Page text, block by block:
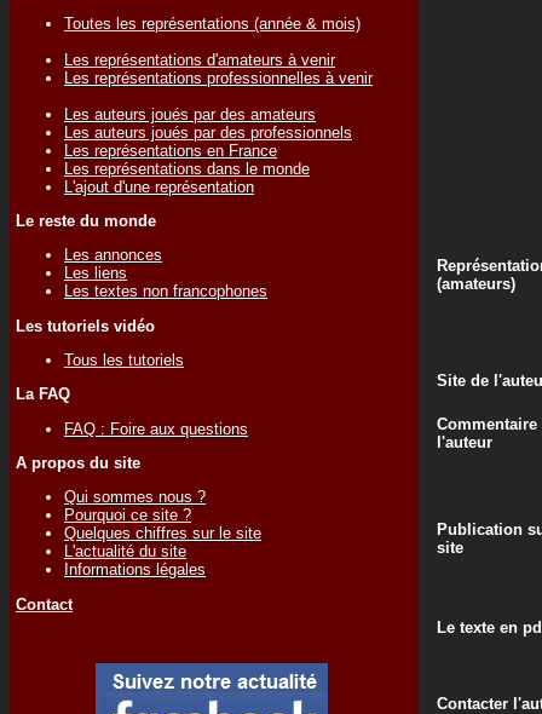
Toutes les représentations (année & mois)
Les représentations d'amateurs à venir
Les représentations professionnelles à venir
Les auteurs joués par des amateurs
Les auteurs joués par des professionnels
Les représentations en France
Les représentations dans le monde
L'ajout d'une représentation
Le reste du monde
Les annonces
Les liens
Les textes non francophones
Les tutoriels vidéo
Tous les tutoriels
La FAQ
FAQ : Foire aux questions
A propos du site
Qui sommes nous ?
Pourquoi ce site ?
Quelques chiffres sur le site
L'actualité du site
Informations légales
Contact
(amateurs)
Site de
Commentaire
l'auteur
Publication
site
Le texte en
Contacter